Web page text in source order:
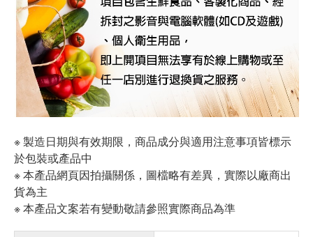
※ 製造日期與有效期限，商品成分與適用注意事項皆標示
於包裝或產品中
※ 本產品網頁因拍攝關係，圖檔略有差異，實際以廠商出
貨為主
※ 本產品文案若有變動敬請參照實際商品為準